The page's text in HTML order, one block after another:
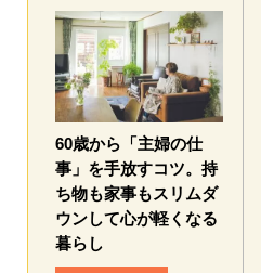
60歳から「主婦の仕
事」を手放すコツ。持
ち物も家事もスリムダ
ウンして心が軽くなる
暮らし